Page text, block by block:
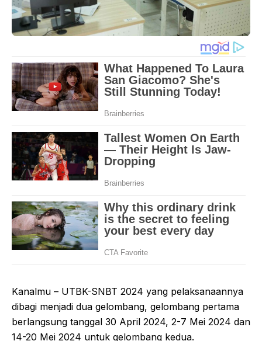
Kanalmu – UTBK-SNBT 2024 yang pelaksanaannya
dibagi menjadi dua gelombang, gelombang pertama
berlangsung tanggal 30 April 2024, 2-7 Mei 2024 dan
14-20 Mei 2024 untuk gelombang kedua.